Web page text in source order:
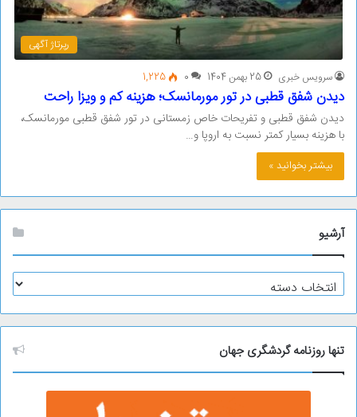
رپرتاژ آگهی
سرویس خبری 25 بهمن 1404 0
1,225
دیدن شفق قطبی در تور مورمانسک؛ هزینه کم و ویزا راحت
دیدن شفق قطبی و تفریحات خاص زمستانی در تور شفق قطبی مورمانسک،
با هزینه بسیار کمتر نسبت به اروپا و…
بیشتر بخوانید »
آرشیو
آ
ر
ش
ی
و
تنها روزنامه گردشگری جهان